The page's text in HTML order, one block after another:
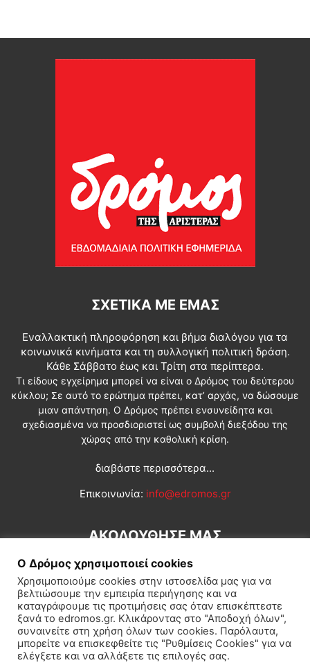
ΣΧΕΤΙΚΆ ΜΕ ΕΜΆΣ
Εναλλακτική πληροφόρηση και βήμα διαλόγου για τα
κοινωνικά κινήματα και τη συλλογική πολιτική δράση.
Κάθε Σάββατο έως και Τρίτη στα περίπτερα.
Τι είδους εγχείρημα μπορεί να είναι ο Δρόμος του δεύτερου
κύκλου; Σε αυτό το ερώτημα πρέπει, κατ’ αρχάς, να δώσουμε
μιαν απάντηση. Ο Δρόμος πρέπει ενσυνείδητα και
σχεδιασμένα να προσδιοριστεί ως συμβολή διεξόδου της
χώρας από την καθολική κρίση.
διαβάστε περισσότερα...
Επικοινωνία: info@edromos.gr
ΑΚΟΛΟΥΘΗΣΕ ΜΑΣ
Εγγραφή συνδρομητή Πολιτική Διεθνή Κοινωνία
Πολιτισμός Αφιερώματα
Ο Δρόμος χρησιμοποιεί cookies
Χρησιμοποιούμε cookies στην ιστοσελίδα μας για να
βελτιώσουμε την εμπειρία περιήγησης και να
καταγράφουμε τις προτιμήσεις σας όταν επισκέπτεστε
ξανά το edromos.gr. Κλικάροντας στο "Αποδοχή όλων",
συναινείτε στη χρήση όλων των cookies. Παρόλαυτα,
μπορείτε να επισκεφθείτε τις "Ρυθμίσεις Cookies" για να
ελέγξετε και να αλλάξετε τις επιλογές σας.